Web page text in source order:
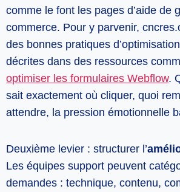
comme le font les pages d’aide de
commerce. Pour y parvenir,
des bonnes pratiques
décrites dans des ressources
optimiser les formulaires Webflow.
sait exactement où cliquer, quoi
attendre, la pression émotionnelle
Deuxième levier : structurer l’
Les équipes support peuvent
demandes : technique, contenu,